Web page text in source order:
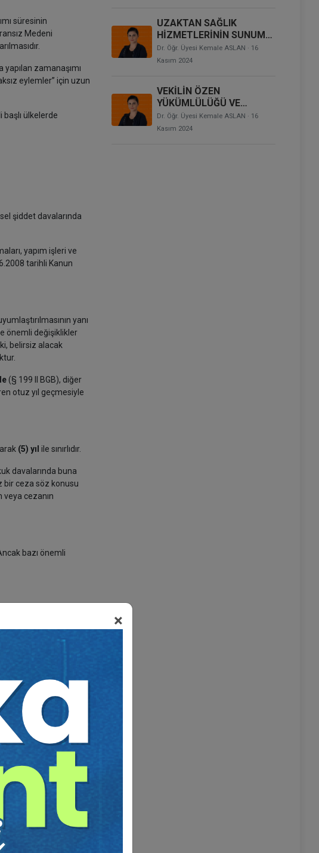
×
süresinin
Medeni
zamanaşımı
eylemler” için uzun
başlı ülkelerde
şiddet davalarında
yapım işleri ve
tarihli Kanun
yanı
önemli değişiklikler
ki, belirsiz alacak
(§ 199 II BGB), diğer
otuz yıl geçmesiyle
(5) yıl ile sınırlıdır.
davalarında buna
bir ceza söz konusu
veya cezanın
bazı önemli
süresi vardır:
fark
yıldır (Uzun
Bu bilginin dışında
Edilmesi, Hile İddiasının
Araştırılmasının Gerekip
Gerekmediği
UZAKTAN SAĞLIK
HİZMETLERİNİN SUNUMU
HAKKINDA YÖNETMELİĞE
DAİR HUKUKİ
Dr. Öğr. Üyesi Kemale ASLAN · 16
Kasım 2024
VEKİLİN ÖZEN
YÜKÜMLÜLÜĞÜ VE
BASİRETLİ VEKİL
KAVRAMI
Dr. Öğr. Üyesi Kemale ASLAN · 16
Kasım 2024